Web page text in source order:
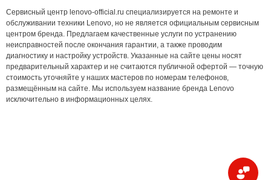
Сервисный центр lenovo-official.ru специализируется на ремонте и
обслуживании техники Lenovo, но не является официальным сервисным
центром бренда. Предлагаем качественные услуги по устранению
неисправностей после окончания гарантии, а также проводим
диагностику и настройку устройств. Указанные на сайте цены носят
предварительный характер и не считаются публичной офертой — точную
стоимость уточняйте у наших мастеров по номерам телефонов,
размещённым на сайте. Мы используем название бренда Lenovo
исключительно в информационных целях.